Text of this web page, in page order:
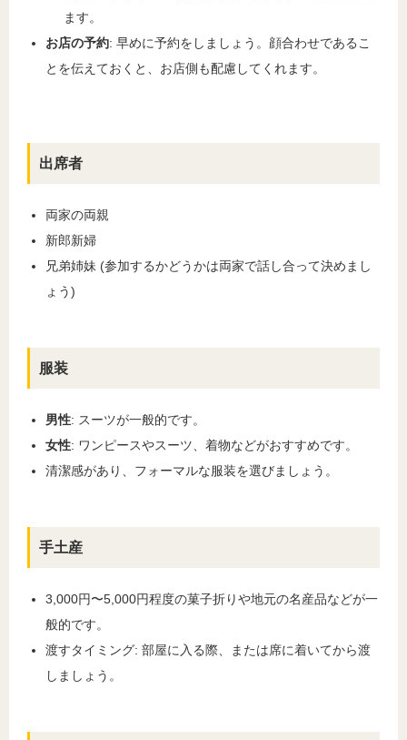
ます。
お店の予約: 早めに予約をしましょう。顔合わせであるこ
とを伝えておくと、お店側も配慮してくれます。
出席者
両家の両親
新郎新婦
兄弟姉妹 (参加するかどうかは両家で話し合って決めまし
ょう)
服装
男性: スーツが一般的です。
女性: ワンピースやスーツ、着物などがおすすめです。
清潔感があり、フォーマルな服装を選びましょう。
手土産
3,000円〜5,000円程度の菓子折りや地元の名産品などが一
般的です。
渡すタイミング: 部屋に入る際、または席に着いてから渡
しましょう。